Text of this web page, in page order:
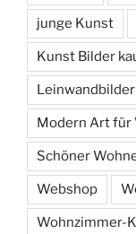
junge Kunst
Kunst Bilder
Leinwandbilder
Modern Art für
Schöner
Webshop
Wohnzimmer-